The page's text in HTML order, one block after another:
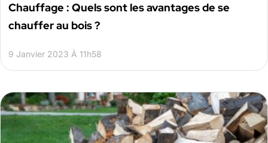
Chauffage : Quels sont les avantages de se
chauffer au bois ?
9 Janvier 2023 À 11h58